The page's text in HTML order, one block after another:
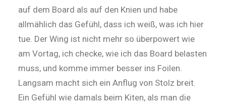
auf dem Board als auf den Knien und habe
allmählich das Gefühl, dass ich weiß, was ich hier
tue. Der Wing ist nicht mehr so überpowert wie
am Vortag, ich checke, wie ich das Board belasten
muss, und komme immer besser ins Foilen.
Langsam macht sich ein Anflug von Stolz breit.
Ein Gefühl wie damals beim Kiten, als man die